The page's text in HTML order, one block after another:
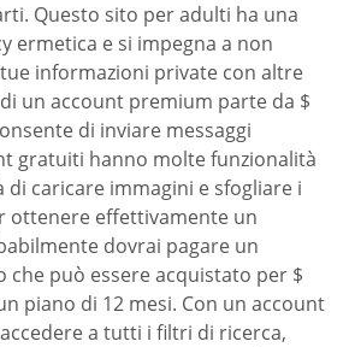
Questo sito per adulti ha una
ermetica e si impegna a non
informazioni private con altre
di un account premium parte da $
di inviare messaggi
gratuiti hanno molte funzionalità
caricare immagini e sfogliare i
ottenere effettivamente un
dovrai pagare un
che può essere acquistato per $
piano di 12 mesi. Con un account
a tutti i filtri di ricerca,